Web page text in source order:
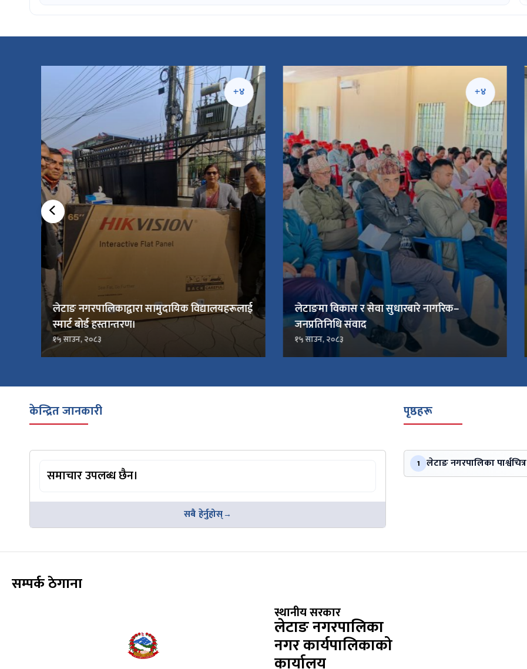
+४
लेटाङ नगरपालिकाद्वारा सामुदायिक विद्यालयहरूलाई
स्मार्ट बोर्ड हस्तान्तरण।
१५ साउन, २०८३
+४
लेटाङमा विकास र सेवा सुधारबारे नागरिक–
जनप्रतिनिधि संवाद
१५ साउन, २०८३
केन्द्रित जानकारी
समाचार उपलब्ध छैन।
सबै हेर्नुहोस्
पृष्ठहरू
1 लेटाङ नगरपालिका पार्श्वचित्र
सम्पर्क ठेगाना
स्थानीय सरकार
लेटाङ नगरपालिका
नगर कार्यपालिकाको